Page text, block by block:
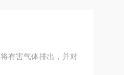
有害气体排出，并对